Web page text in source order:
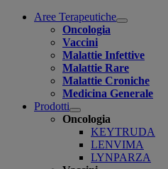
Aree Terapeutiche
Open
Oncologia
Vaccini
Malattie Infettive
Malattie Rare
Malattie Croniche
Medicina Generale
Prodotti
Open
submenu
Oncologia
KEYTRUDA
LENVIMA
LYNPARZA